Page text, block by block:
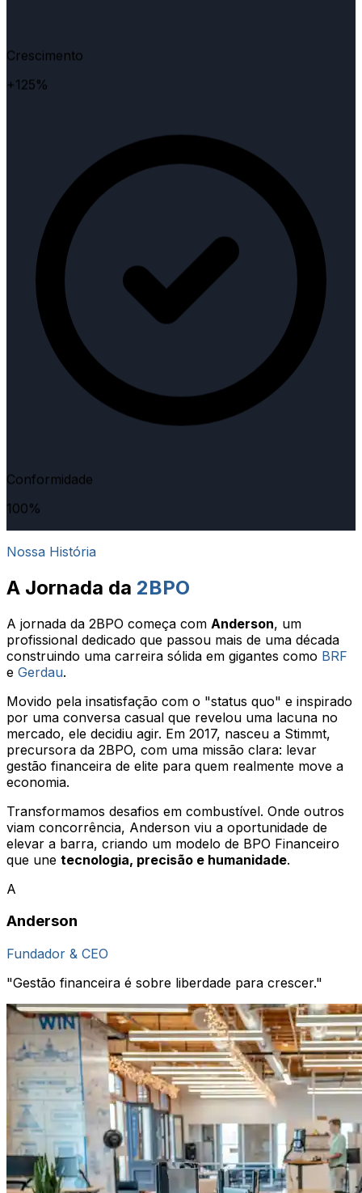
Crescimento
+125%
Conformidade
100%
Nossa História
A Jornada da 2BPO
A jornada da 2BPO começa com Anderson, um
profissional dedicado que passou mais de uma década
construindo uma carreira sólida em gigantes como BRF
e Gerdau.
Movido pela insatisfação com o "status quo" e inspirado
por uma conversa casual que revelou uma lacuna no
mercado, ele decidiu agir. Em 2017, nasceu a Stimmt,
precursora da 2BPO, com uma missão clara: levar
gestão financeira de elite para quem realmente move a
economia.
Transformamos desafios em combustível. Onde outros
viam concorrência, Anderson viu a oportunidade de
elevar a barra, criando um modelo de BPO Financeiro
que une tecnologia, precisão e humanidade.
A
Anderson
Fundador & CEO
"Gestão financeira é sobre liberdade para crescer."